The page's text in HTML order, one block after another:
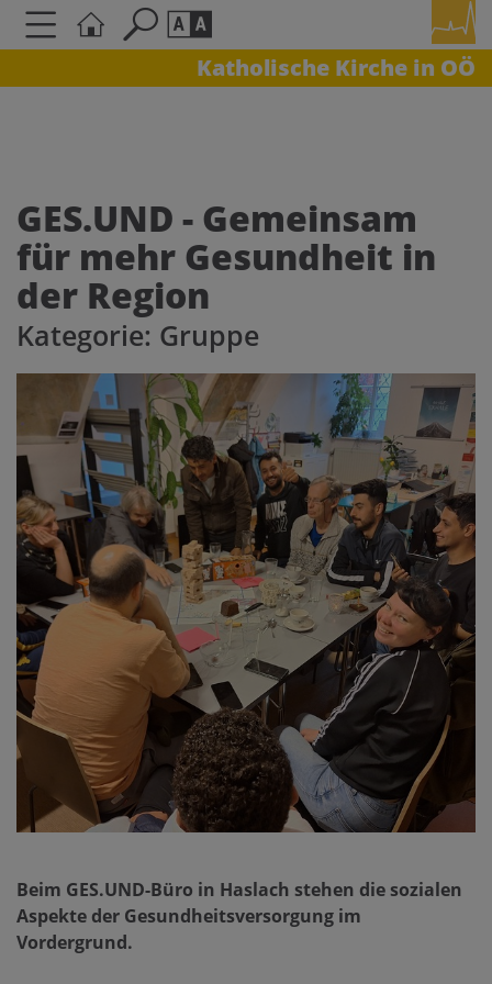
Katholische Kirche in OÖ
AAA
Kontrasteinstellungen
A A A A A
GES.UND - Gemeinsam
für mehr Gesundheit in
der Region
Kategorie: Gruppe
Beim GES.UND-Büro in Haslach stehen die sozialen
Aspekte der Gesundheitsversorgung im
Vordergrund.